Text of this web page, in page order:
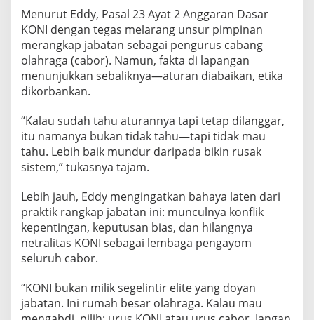
n
a
a
n
O
a
g
Menurut Eddy, Pasal 23 Ayat 2 Anggaran Dasar
KONI dengan tegas melarang unsur pimpinan
merangkap jabatan sebagai pengurus cabang
olahraga (cabor). Namun, fakta di lapangan
menunjukkan sebaliknya—aturan diabaikan, etika
dikorbankan.
“Kalau sudah tahu aturannya tapi tetap dilanggar,
itu namanya bukan tidak tahu—tapi tidak mau
tahu. Lebih baik mundur daripada bikin rusak
sistem,” tukasnya tajam.
Lebih jauh, Eddy mengingatkan bahaya laten dari
praktik rangkap jabatan ini: munculnya konflik
kepentingan, keputusan bias, dan hilangnya
netralitas KONI sebagai lembaga pengayom
seluruh cabor.
“KONI bukan milik segelintir elite yang doyan
jabatan. Ini rumah besar olahraga. Kalau mau